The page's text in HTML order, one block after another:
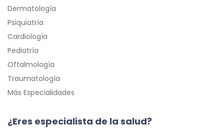
Dermatología
Psiquiatría
Cardiología
Pediatría
Oftalmología
Traumatología
Más Especialidades
¿Eres especialista de la salud?